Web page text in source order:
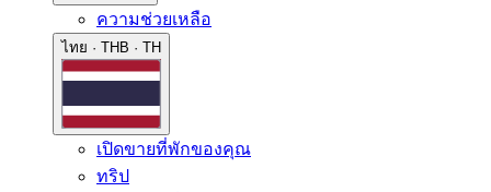
ความช่วยเหลือ
ไทย · THB · TH
เปิดขายที่พักของคุณ
ทริป